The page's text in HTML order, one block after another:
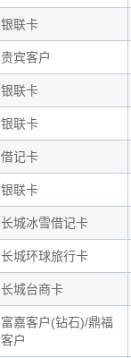
银联卡
贵宾客户
银联卡
银联卡
借记卡
银联卡
长城冰雪借记卡
长城环球旅行卡
长城台商卡
富嘉客户(钻石)/鼎福
客户